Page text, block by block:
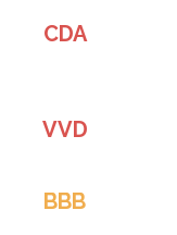
CDA
VVD
BBB